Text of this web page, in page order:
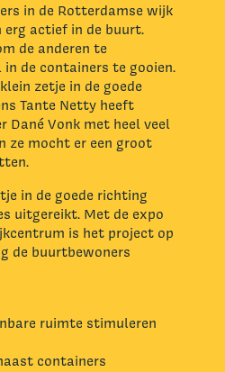
in de Rotterdamse wijk
erg actief in de buurt.
de anderen te
de containers te gooien.
zetje in de goede
Tante Netty heeft
Dané Vonk met heel veel
ze mocht er een groot
in de goede richting
uitgereikt. Met de expo
is het project op
de buurtbewoners
ruimte stimuleren
containers